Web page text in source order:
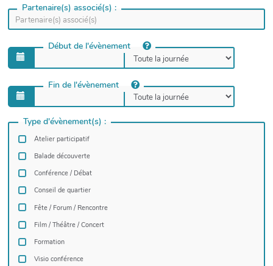
Partenaire(s) associé(s) :
Début de l'évènement
Fin de l'évènement
Type d'évènement(s) :
Atelier participatif
Balade découverte
Conférence / Débat
Conseil de quartier
Fête / Forum / Rencontre
Film / Théâtre / Concert
Formation
Visio conférence